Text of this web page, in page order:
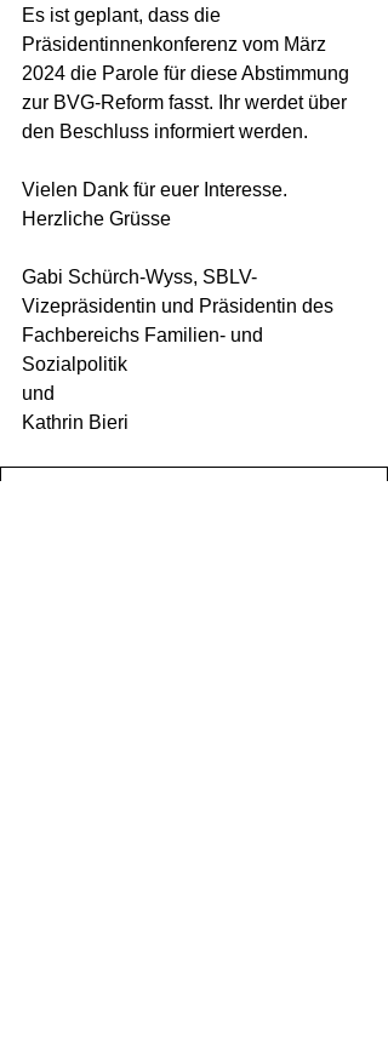
Es ist geplant, dass die
Präsidentinnenkonferenz vom März
2024 die Parole für diese Abstimmung
zur BVG-Reform fasst. Ihr werdet über
den Beschluss informiert werden.
Vielen Dank für euer Interesse.
Herzliche Grüsse
Gabi Schürch-Wyss, SBLV-
Vizepräsidentin und Präsidentin des
Fachbereichs Familien- und
Sozialpolitik
und
Kathrin Bieri